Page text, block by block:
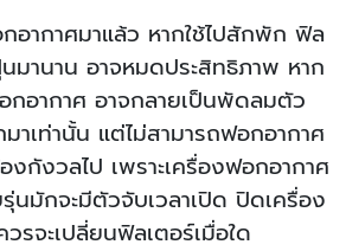
อากาศมาแล้ว หากใช้ไปสักพัก ฟิล
มานาน อาจหมดประสิทธิภาพ หาก
กอากาศ อาจกลายเป็นพัดลมตัว
เท่านั้น แต่ไม่สามารถฟอกอากาศ
งกังวลไป เพราะเครื่องฟอกอากาศ
นมักจะมีตัวจับเวลาเปิด ปิดเครื่อง
วรจะเปลี่ยนฟิลเตอร์เมื่อใด